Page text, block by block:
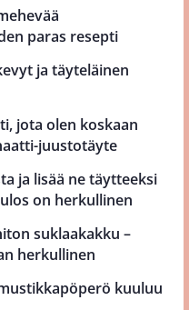
paras resepti
ja täyteläinen
jota olen koskaan
juustotäyte
ja lisää ne täytteeksi
on herkullinen
suklaakakku –
herkullinen
kuuluu